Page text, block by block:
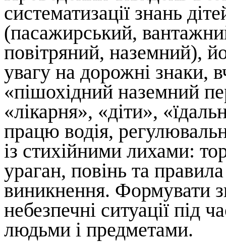
систематизації знань
(пасажирський,
повітряний, наземний),
увагу на дорожні знаки,
«пішохідний наземний
«лікарня», «діти»,
працю водія,
із стихійними лихами:
ураган, повінь та
виникнення. Формувати
небезпечні ситуації під
людьми і предметами.